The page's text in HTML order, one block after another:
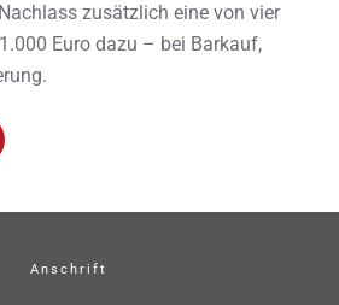
zusätzlich eine von vier
Euro dazu – bei Barkauf,
Anschrift